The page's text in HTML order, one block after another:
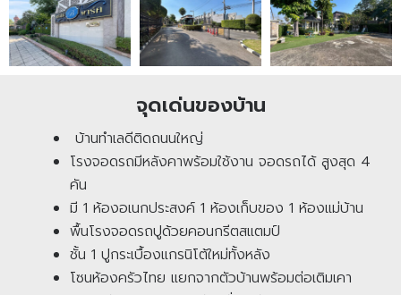
จุดเด่นของบ้าน
บ้านทำเลดีติดถนนใหญ่
โรงจอดรถมีหลังคาพร้อมใช้งาน จอดรถได้ สูงสุด 4
คัน
มี 1 ห้องอเนกประสงค์ 1 ห้องเก็บของ 1 ห้องแม่บ้าน
พื้นโรงจอดรถปูด้วยคอนกรีตสแตมป์
ชั้น 1 ปูกระเบื้องแกรนิโต้ใหม่ทั้งหลัง
โซนห้องครัวไทย แยกจากตัวบ้านพร้อมต่อเติมเคา